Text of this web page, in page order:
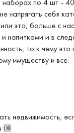
по 4 шт -
напрягать себя
это, больше с
напитками и в
то к чему
имуществу и все.
недвижимость,
🆒